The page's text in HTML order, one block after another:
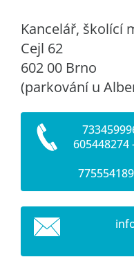
Kancelář, školící
Cejl 62
602 00 Brno
(parkování u